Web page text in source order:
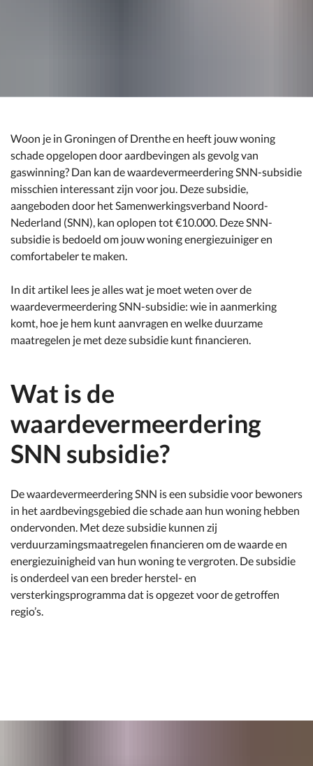
Woon je in Groningen of Drenthe en heeft jouw woning
schade opgelopen door aardbevingen als gevolg van
gaswinning? Dan kan de waardevermeerdering SNN-subsidie
misschien interessant zijn voor jou. Deze subsidie,
aangeboden door het Samenwerkingsverband Noord-
Nederland (SNN), kan oplopen tot €10.000. Deze SNN-
subsidie is bedoeld om jouw woning energiezuiniger en
comfortabeler te maken.
In dit artikel lees je alles wat je moet weten over de
waardevermeerdering SNN-subsidie: wie in aanmerking
komt, hoe je hem kunt aanvragen en welke duurzame
maatregelen je met deze subsidie kunt financieren.
Wat is de
waardevermeerdering
SNN subsidie?
De waardevermeerdering SNN is een subsidie voor bewoners
in het aardbevingsgebied die schade aan hun woning hebben
ondervonden. Met deze subsidie kunnen zij
verduurzamingsmaatregelen financieren om de waarde en
energiezuinigheid van hun woning te vergroten. De subsidie
is onderdeel van een breder herstel- en
versterkingsprogramma dat is opgezet voor de getroffen
regio’s.